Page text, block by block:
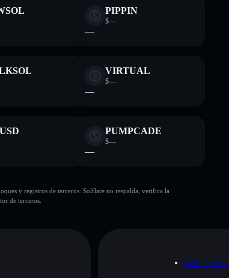
PIPPIN
$—
—
VIRTUAL
$—
—
PUMPCADE
$—
—
y registros de terceros. Solflare no respalda, verifica la
de terceros.
POLÍTICA